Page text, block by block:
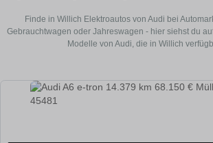
Finde in Willich Elektroautos von Audi bei
Gebrauchtwagen oder Jahreswagen - hier siehst du
Modelle von Audi, die in Willich